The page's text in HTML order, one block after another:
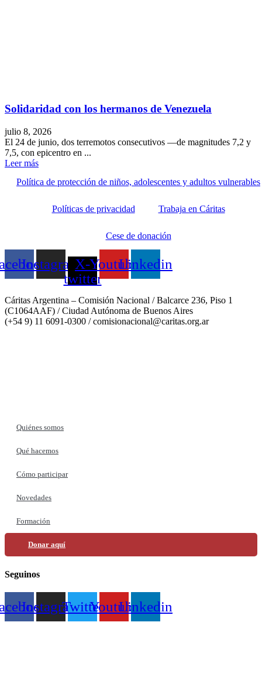
Solidaridad con los hermanos de Venezuela
julio 8, 2026
El 24 de junio, dos terremotos consecutivos —de magnitudes 7,2 y
7,5, con epicentro en ...
Leer más
Política de protección de niños, adolescentes y adultos vulnerables
Políticas de privacidad Trabaja en Cáritas
Cese de donación
InstagramX-
twitter
YoutubeLinkedin
Cáritas Argentina – Comisión Nacional / Balcarce 236, Piso 1
(C1064AAF) / Ciudad Autónoma de Buenos Aires
(+54 9) 11 6091-0300 /comisionacional@caritas.org.ar
Quiénes somos
Qué hacemos
Cómo participar
Novedades
Formación
Donar aquí
Seguinos
InstagramTwitterYoutubeLinkedin